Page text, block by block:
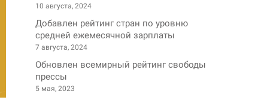
10 августа, 2024
Добавлен рейтинг стран по уровню
средней ежемесячной зарплаты
7 августа, 2024
Обновлен всемирный рейтинг свободы
прессы
5 мая, 2023